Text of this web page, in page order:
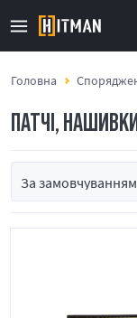
Головна
ПАТЧІ,